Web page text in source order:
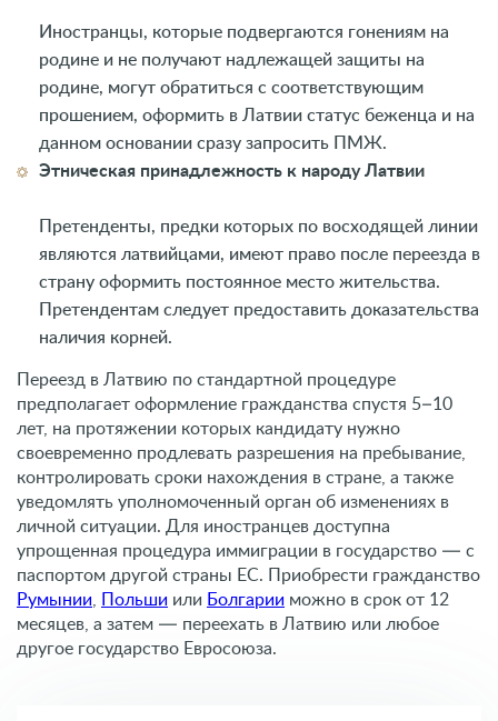
Иностранцы, которые подвергаются гонениям на
родине и не получают надлежащей защиты на
родине, могут обратиться с соответствующим
прошением, оформить в Латвии статус беженца и на
данном основании сразу запросить ПМЖ.
Этническая принадлежность к народу Латвии
Претенденты, предки которых по восходящей линии
являются латвийцами, имеют право после переезда в
страну оформить постоянное место жительства.
Претендентам следует предоставить доказательства
наличия корней.
Переезд в Латвию по стандартной процедуре
предполагает оформление гражданства спустя 5–10
лет, на протяжении которых кандидату нужно
своевременно продлевать разрешения на пребывание,
контролировать сроки нахождения в стране, а также
уведомлять уполномоченный орган об изменениях в
личной ситуации. Для иностранцев доступна
упрощенная процедура иммиграции в государство — с
паспортом другой страны ЕС. Приобрести гражданство
Румынии, Польши или Болгарии можно в срок от 12
месяцев, а затем — переехать в Латвию или любое
другое государство Евросоюза.